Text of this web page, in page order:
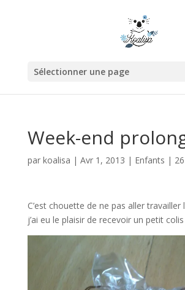
Sélectionner une page
Week-end
par koalisa | Avr 1, 2013 | Enfants |
C’est chouette de ne pas aller travailler
j’ai eu le plaisir de recevoir un petit